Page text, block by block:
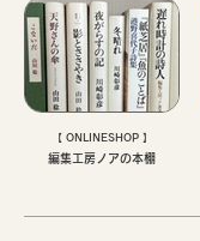
【 ONLINESHOP 】
編集工房ノアの本棚